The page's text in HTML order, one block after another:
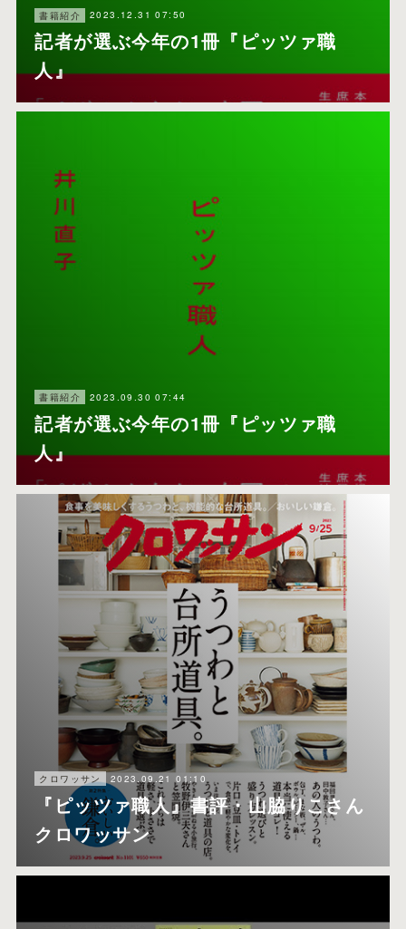
書籍紹介 2023.12.31 07:50
記者が選ぶ今年の1冊『ピッツァ職
人』
書籍紹介 2023.09.30 07:44
記者が選ぶ今年の1冊『ピッツァ職
人』
クロワッサン 2023.09.21 01:10
『ピッツァ職人』書評・山脇りこさん
クロワッサン